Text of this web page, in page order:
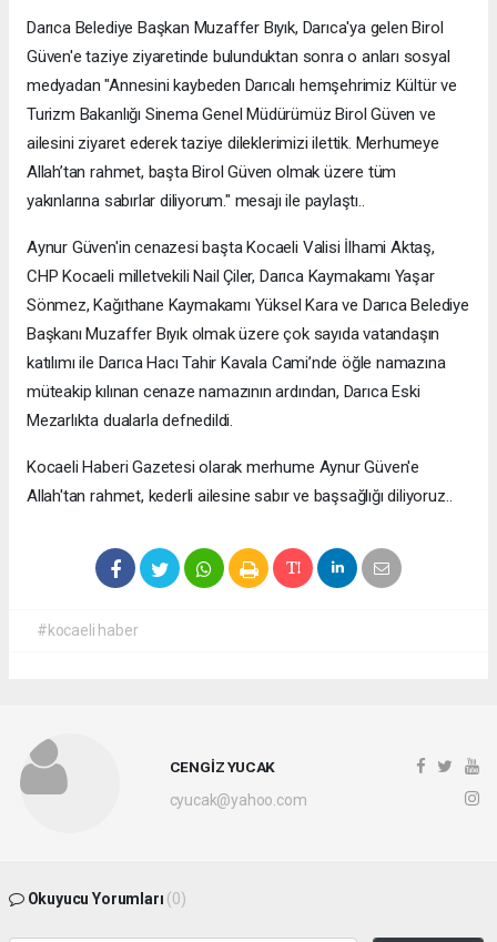
Darıca Belediye Başkan Muzaffer Bıyık, Darıca'ya gelen Birol
Güven'e taziye ziyaretinde bulunduktan sonra o anları sosyal
medyadan "Annesini kaybeden Darıcalı hemşehrimiz Kültür ve
Turizm Bakanlığı Sinema Genel Müdürümüz Birol Güven ve
ailesini ziyaret ederek taziye dileklerimizi ilettik. Merhumeye
Allah’tan rahmet, başta Birol Güven olmak üzere tüm
yakınlarına sabırlar diliyorum." mesajı ile paylaştı..
Aynur Güven'in cenazesi başta Kocaeli Valisi İlhami Aktaş,
CHP Kocaeli milletvekili Nail Çiler, Darıca Kaymakamı Yaşar
Sönmez, Kağıthane Kaymakamı Yüksel Kara ve Darıca Belediye
Başkanı Muzaffer Bıyık olmak üzere çok sayıda vatandaşın
katılımı ile Darıca Hacı Tahir Kavala Cami’nde öğle namazına
müteakip kılınan cenaze namazının ardından, Darıca Eski
Mezarlıkta dualarla defnedildi.
Kocaeli Haberi Gazetesi olarak merhume Aynur Güven'e
Allah'tan rahmet, kederli ailesine sabır ve başsağlığı diliyoruz..
#kocaeli haber
CENGİZ YUCAK
cyucak@yahoo.com
Okuyucu Yorumları (0)